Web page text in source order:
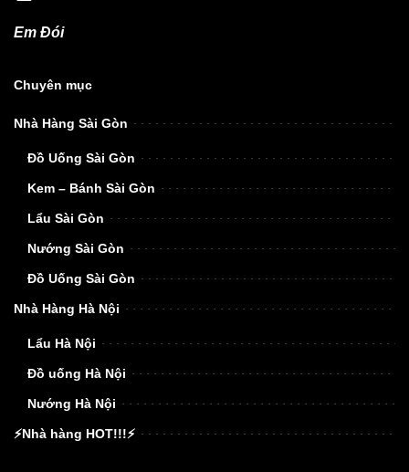
Em Đói
Chuyên mục
Nhà Hàng Sài Gòn
Đồ Uống Sài Gòn
Kem – Bánh Sài Gòn
Lẩu Sài Gòn
Nướng Sài Gòn
Đồ Uống Sài Gòn
Nhà Hàng Hà Nội
Lẩu Hà Nội
Đồ uống Hà Nội
Nướng Hà Nội
⚡Nhà hàng HOT!!!⚡